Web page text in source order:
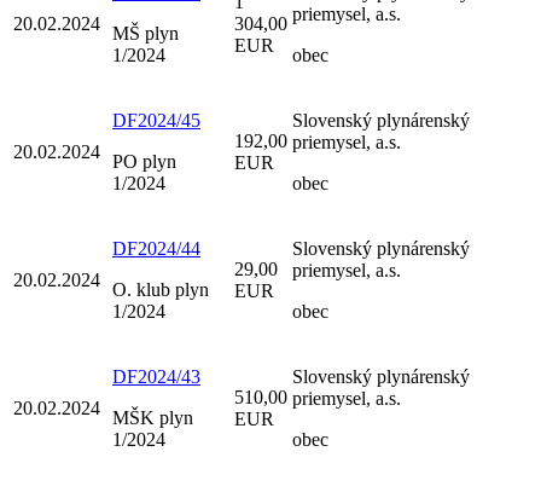
20.02.2024 MŠ plyn
1/2024
304,00
EUR
priemysel, a.s.
obec
20.02.2024
DF2024/45
PO plyn
1/2024
192,00
EUR
Slovenský plynárenský
priemysel, a.s.
obec
20.02.2024
DF2024/44
O. klub plyn
1/2024
29,00
EUR
Slovenský plynárenský
priemysel, a.s.
obec
20.02.2024
DF2024/43
MŠK plyn
1/2024
510,00
EUR
Slovenský plynárenský
priemysel, a.s.
obec